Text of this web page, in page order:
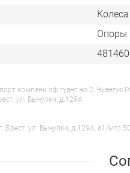
Колеса
Опоры
компани оф гуанг но.2, Чуангуе
ул. Вычулки, д.129А
Брест, ул. Вычулки, д.129А, a1/мтс